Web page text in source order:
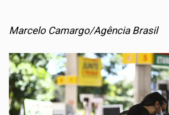
Marcelo Camargo/Agência Brasil